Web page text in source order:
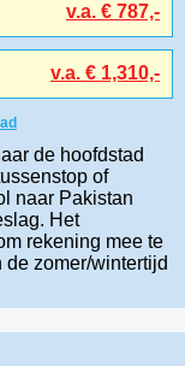
v.a. € 787,-
v.a. € 1,310,-
de hoofdstad
of
naar Pakistan
Het
rekening mee te
zomer/wintertijd
Alert voor